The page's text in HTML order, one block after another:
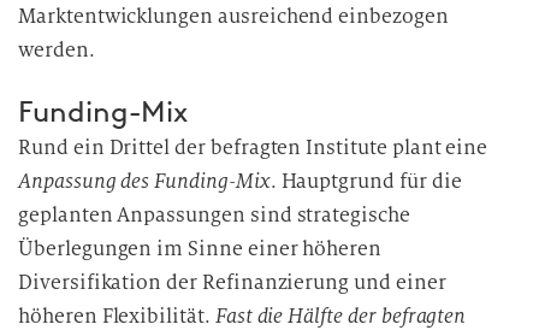
n
g
Marktentwicklungen ausreichend einbezogen
werden.
Funding-Mix
Rund ein Drittel der befragten Institute plant eine
Anpassung des Funding-Mix. Hauptgrund für die
geplanten Anpassungen sind strategische
Überlegungen im Sinne einer höheren
Diversifikation der Refinanzierung und einer
höheren Flexibilität. Fast die Hälfte der befragten